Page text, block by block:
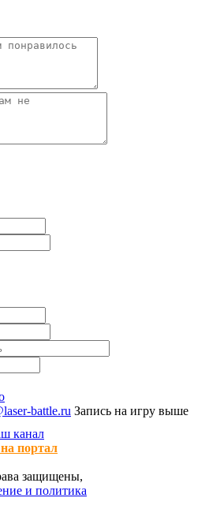
battle.ru Запись на игру выше
канал
портал
защищены,
и политика